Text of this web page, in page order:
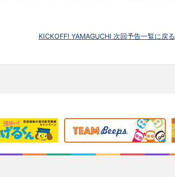
KICKOFF! YAMAGUCHI 次回予告一覧に戻る